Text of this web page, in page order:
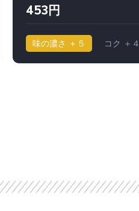
453円
味の濃さ ＋５ コク ＋４